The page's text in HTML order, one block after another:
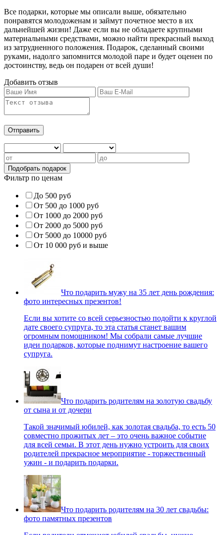
Все подарки, которые мы описали выше, обязательно
понравятся молодоженам и займут почетное место в их
дальнейшей жизни! Даже если вы не обладаете крупными
материальными средствами, можно найти прекрасный выход
из затрудненного положения. Подарок, сделанный своими
руками, надолго запомнится молодой паре и будет оценен по
достоинству, ведь он подарен от всей души!
Добавить отзыв
Фильтр по ценам
До 500 руб
От 500 до 1000 руб
От 1000 до 2000 руб
От 2000 до 5000 руб
От 5000 до 10000 руб
От 10 000 руб и выше
Что подарить мужу на 35 лет день рождения:
фото интересных презентов!
Если вы хотите со всей серьезностью подойти к круглой
дате своего супруга, то эта статья станет вашим
огромным помощником! Мы собрали самые лучшие
идеи подарков, которые поднимут настроение вашего
супруга.
Что подарить родителям на золотую свадьбу
от сына и от дочери
Такой значимый юбилей, как золотая свадьба, то есть 50
совместно прожитых лет – это очень важное событие
для всей семьи. В этот день нужно устроить для своих
родителей прекрасное мероприятие - торжественный
ужин - и подарить подарки.
Что подарить родителям на 30 лет свадьбы:
фото памятных презентов